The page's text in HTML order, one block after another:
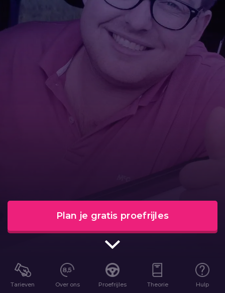
Plan je gratis proefrijles
Tarieven Over ons Proefrijles Theorie Hulp